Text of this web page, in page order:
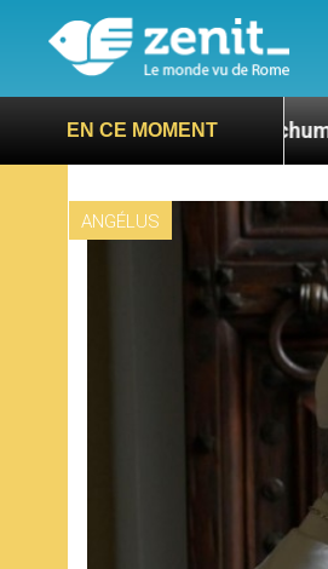
EN CE MOMENT
catéchuménat, paix et
ANGÉLUS